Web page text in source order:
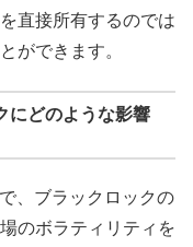
直接所有するのでは
ができます。
にどのような影響
、ブラックロックの
のボラティリティを